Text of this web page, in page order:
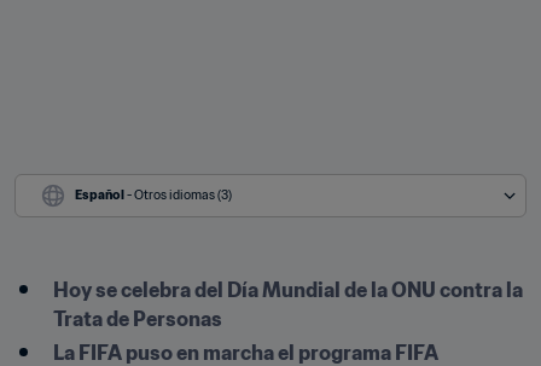
Español - Otros idiomas (3)
Hoy se celebra del Día Mundial de la ONU contra la
Trata de Personas
La FIFA puso en marcha el programa FIFA